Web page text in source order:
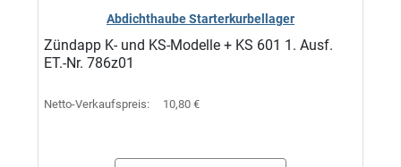
Abdichthaube Starterkurbellager
Zündapp K- und KS-Modelle + KS 601 1. Ausf.
ET.-Nr. 786z01
Netto-Verkaufspreis: 10,80 €